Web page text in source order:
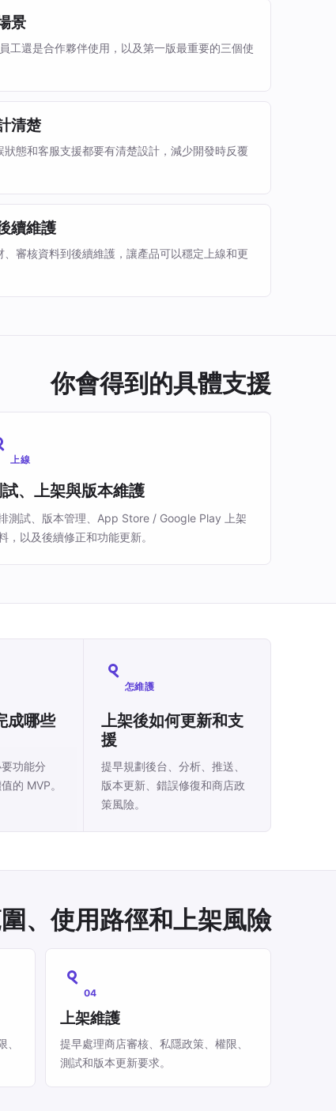
景
工還是合作夥伴使用，以及第一版最重要的三個使
清楚
態和客服支援都要有清楚設計，減少開發時反覆
續維護
審核資料到後續維護，讓產品可以穩定上線和更
你會得到的具體支援
上線
、上架與版本維護
測試、版本管理、App Store / Google Play 上架
，以及後續修正和功能更新。
成哪些
功能分
的 MVP。
怎維護
上架後如何更新和支
援
提早規劃後台、分析、推送、
版本更新、錯誤修復和商店政
策風險。
、使用路徑和上架風險
04
上架維護
提早處理商店審核、私隱政策、權限、
測試和版本更新要求。